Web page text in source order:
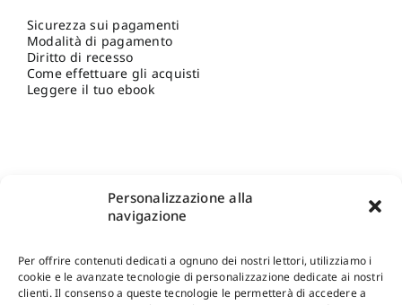
Personalizzazione alla
navigazione
Per offrire contenuti dedicati a ognuno dei nostri lettori, utilizziamo i
cookie e le avanzate tecnologie di personalizzazione dedicate ai nostri
clienti. Il consenso a queste tecnologie le permetterà di accedere a
Sicurezza sui pagamenti
Modalità di pagamento
Diritto di recesso
Come effettuare gli acquisti
Leggere il tuo ebook